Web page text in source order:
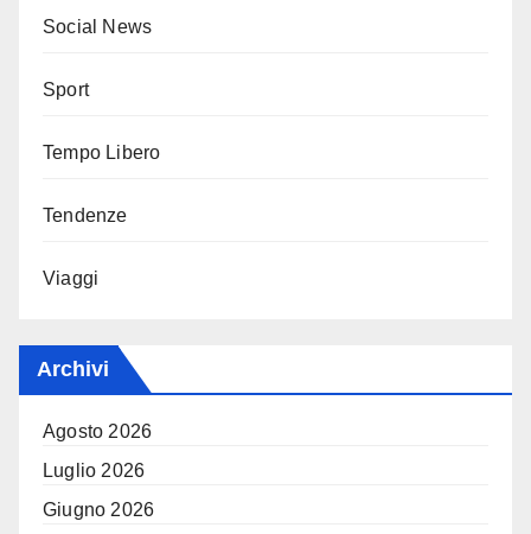
Social News
Sport
Tempo Libero
Tendenze
Viaggi
Archivi
Agosto 2026
Luglio 2026
Giugno 2026